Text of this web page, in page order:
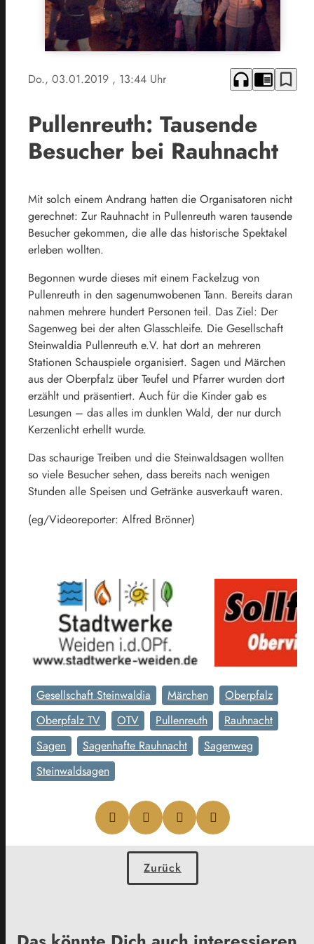
Do., 03.01.2019 , 13:44 Uhr headphones chrome_reader_mode bookmark_border
Pullenreuth: Tausende
Besucher bei Rauhnacht
Mit solch einem Andrang hatten die Organisatoren nicht
gerechnet: Zur Rauhnacht in Pullenreuth waren tausende
Besucher gekommen, die alle das historische Spektakel
erleben wollten.
Begonnen wurde dieses mit einem Fackelzug von
Pullenreuth in den sagenumwobenen Tann. Bereits daran
nahmen mehrere hundert Personen teil. Das Ziel: Der
Sagenweg bei der alten Glasschleife. Die Gesellschaft
Steinwaldia Pullenreuth e.V. hat dort an mehreren
Stationen Schauspiele organisiert. Sagen und Märchen
aus der Oberpfalz über Teufel und Pfarrer wurden dort
erzählt und präsentiert. Auch für die Kinder gab es
Lesungen – das alles im dunklen Wald, der nur durch
Kerzenlicht erhellt wurde.
Das schaurige Treiben und die Steinwaldsagen wollten
so viele Besucher sehen, dass bereits nach wenigen
Stunden alle Speisen und Getränke ausverkauft waren.
(eg/Videoreporter: Alfred Brönner)
Gesellschaft Steinwaldia Märchen
Oberpfalz
Oberpfalz TV
OTV Pullenreuth
Rauhnacht
Sagen
Sagenhafte Rauhnacht
Sagenweg
Steinwaldsagen
Zurück